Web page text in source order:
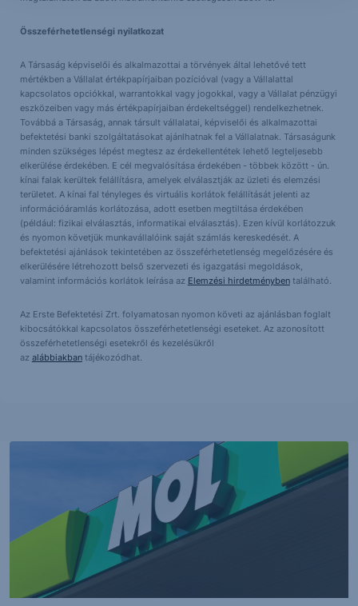
Összeférhetetlenségi nyilatkozat
A Társaság képviselői és alkalmazottai a törvények által lehetővé tett
mértékben a Vállalat értékpapírjaiban pozícióval (vagy a Vállalattal
kapcsolatos opciókkal, warrantokkal vagy jogokkal, vagy a Vállalat pénzügyi
eszközeiben vagy más értékpapírjaiban érdekeltséggel) rendelkezhetnek.
Továbbá a Társaság, annak társult vállalatai, képviselői és alkalmazottai
befektetési banki szolgáltatásokat ajánlhatnak fel a Vállalatnak. Társaságunk
minden szükséges lépést megtesz az érdekellentétek lehető legteljesebb
elkerülése érdekében. E cél megvalósítása érdekében - többek között - ún.
kínai falak kerültek felállításra, amelyek elválasztják az üzleti és elemzési
területet. A kínai fal tényleges és virtuális korlátok felállítását jelenti az
információáramlás korlátozása, adott esetben megtiltása érdekében
(például: fizikai elválasztás, informatikai elválasztás). Ezen kívül korlátozzuk
és nyomon követjük munkavállalóink saját számlás kereskedését. A
befektetési ajánlások tekintetében az összeférhetetlenség megelőzésére és
elkerülésére létrehozott belső szervezeti és igazgatási megoldások,
valamint információs korlátok leírása az Elemzési hirdetménybentalálható.
Az Erste Befektetési Zrt. folyamatosan nyomon követi az ajánlásban foglalt
kibocsátókkal kapcsolatos összeférhetetlenségi eseteket. Az azonosított
összeférhetetlenségi esetekről és kezelésükről
az alábbiakbantájékozódhat.